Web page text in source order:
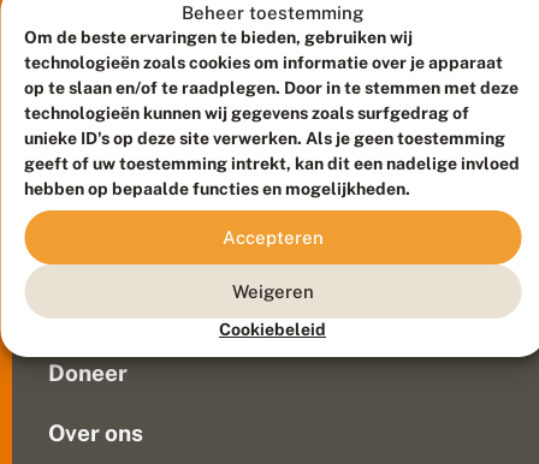
Beheer toestemming
Om de beste ervaringen te bieden, gebruiken wij
technologieën zoals cookies om informatie over je apparaat
op te slaan en/of te raadplegen. Door in te stemmen met deze
technologieën kunnen wij gegevens zoals surfgedrag of
unieke ID's op deze site verwerken. Als je geen toestemming
geeft of uw toestemming intrekt, kan dit een nadelige invloed
hebben op bepaalde functies en mogelijkheden.
Accepteren
Weigeren
Cookiebeleid
c
h
ij
n
e
n
is
gelukt:
op
het
dak
van
het
kantoor
van
De
Vlinderstichting
liggen
sinds
een
Contact
Veelgestelde vragen
Doneer
Over ons
Meld waarnemingen
© 2026 Vlinderstichting
Duurzaam ontwikkeld doorGo2People, ontworpen door
Blue Field Agency
Privacy
Disclaimer
Sitemap